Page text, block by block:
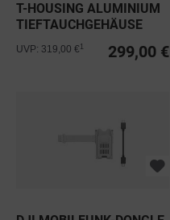
T-HOUSING ALUMINIUM
TIEFTAUCHGEHÄUSE
299,00 €
UVP: 319,00 €